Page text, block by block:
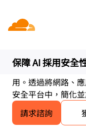
保障 AI 採用安全
統一的
雲端。
敏捷的 SASE 和應
用。透過將網路、
安全平台中，簡化
請求諮詢